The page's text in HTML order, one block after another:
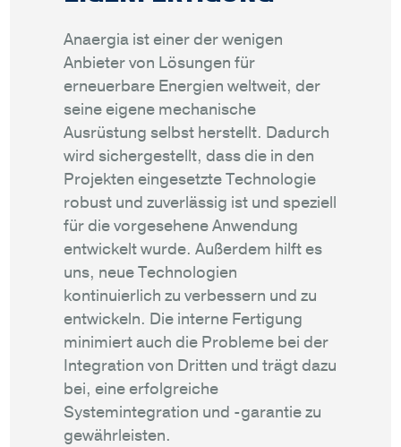
Anaergia ist einer der wenigen
Anbieter von Lösungen für
erneuerbare Energien weltweit, der
seine eigene mechanische
Ausrüstung selbst herstellt. Dadurch
wird sichergestellt, dass die in den
Projekten eingesetzte Technologie
robust und zuverlässig ist und speziell
für die vorgesehene Anwendung
entwickelt wurde. Außerdem hilft es
uns, neue Technologien
kontinuierlich zu verbessern und zu
entwickeln. Die interne Fertigung
minimiert auch die Probleme bei der
Integration von Dritten und trägt dazu
bei, eine erfolgreiche
Systemintegration und -garantie zu
gewährleisten.